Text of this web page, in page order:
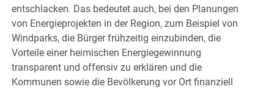
entschlacken. Das bedeutet auch, bei den Planungen
von Energieprojekten in der Region, zum Beispiel von
Windparks, die Bürger frühzeitig einzubinden, die
Vorteile einer heimischen Energiegewinnung
transparent und offensiv zu erklären und die
Kommunen sowie die Bevölkerung vor Ort finanziell